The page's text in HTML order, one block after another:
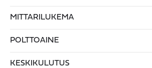
MITTARILUKEMA
POLTTOAINE
KESKIKULUTUS